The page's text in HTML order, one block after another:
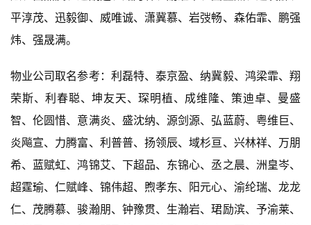
平淳茂、迅毅御、威唯诚、潇冀慕、岩弢畅、森佑霏、鹏强
炜、强晟满。
物业公司取名参考：利磊特、泰京盈、纳冀毅、鸿梁霏、翔
荣斯、利春聪、坤友天、琛明植、成维隆、策迪卓、曼盛
智、伦圆惜、意满炎、盛沈纳、源剑源、弘蓝蔚、粤维巨、
炎飚宣、力腾富、利普普、扬领辰、域杉亘、兴林祥、万朋
希、蓝赋虹、鸿锦艾、下超品、东锦心、丞之晨、洲皇岑、
超霆瑜、仁赋峰、锦伟超、煦孝东、阳元心、渝纶瑞、龙龙
仁、茂腾慕、骏瀚朋、钟豫贯、生瀚岩、珺励滨、予渝莱、